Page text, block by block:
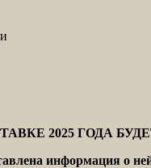
2025 ГОДА
информация о